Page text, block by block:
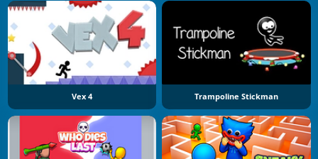
Vex 4 Trampoline Stickman